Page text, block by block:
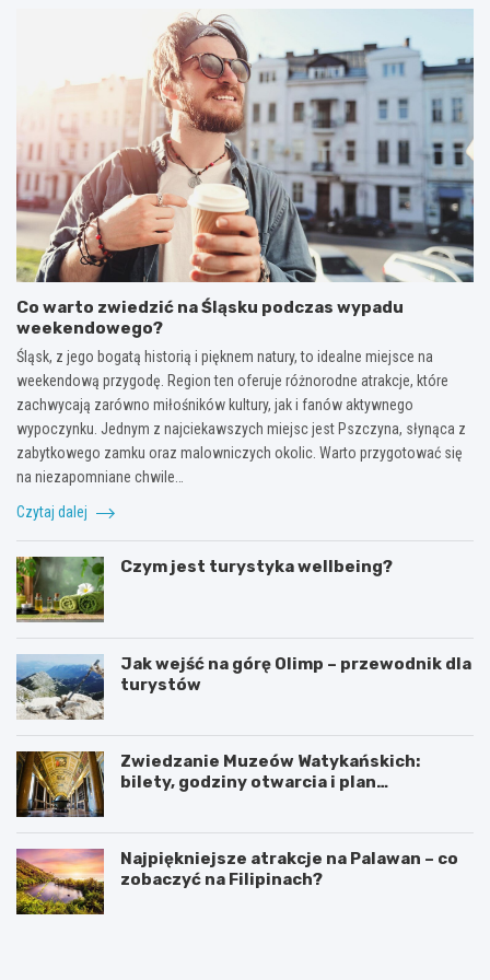
Co warto zwiedzić na Śląsku podczas wypadu
weekendowego?
Śląsk, z jego bogatą historią i pięknem natury, to idealne miejsce na
weekendową przygodę. Region ten oferuje różnorodne atrakcje, które
zachwycają zarówno miłośników kultury, jak i fanów aktywnego
wypoczynku. Jednym z najciekawszych miejsc jest Pszczyna, słynąca z
zabytkowego zamku oraz malowniczych okolic. Warto przygotować się
na niezapomniane chwile…
Czytaj dalej
Czym jest turystyka wellbeing?
Jak wejść na górę Olimp – przewodnik dla
turystów
Zwiedzanie Muzeów Watykańskich:
bilety, godziny otwarcia i plan
Najpiękniejsze atrakcje na Palawan – co
zobaczyć na Filipinach?
A
I